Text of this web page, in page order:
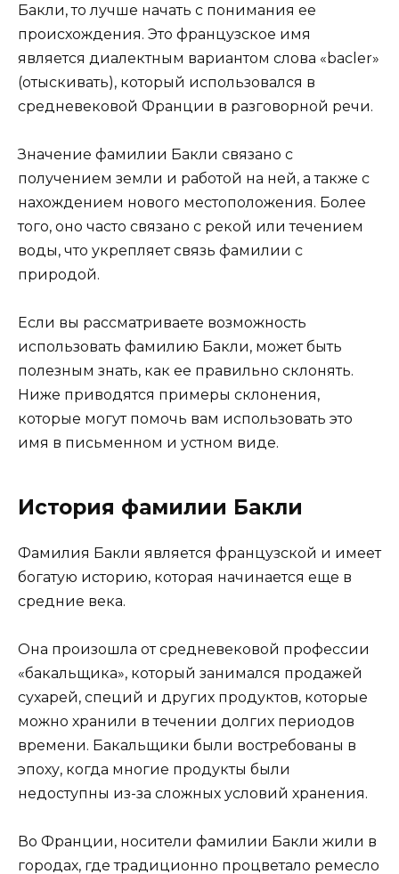
Бакли, то лучше начать с понимания ее
происхождения. Это французское имя
является диалектным вариантом слова «bacler»
(отыскивать), который использовался в
средневековой Франции в разговорной речи.
Значение фамилии Бакли связано с
получением земли и работой на ней, а также с
нахождением нового местоположения. Более
того, оно часто связано с рекой или течением
воды, что укрепляет связь фамилии с
природой.
Если вы рассматриваете возможность
использовать фамилию Бакли, может быть
полезным знать, как ее правильно склонять.
Ниже приводятся примеры склонения,
которые могут помочь вам использовать это
имя в письменном и устном виде.
История фамилии Бакли
Фамилия Бакли является французской и имеет
богатую историю, которая начинается еще в
средние века.
Она произошла от средневековой профессии
«бакальщика», который занимался продажей
сухарей, специй и других продуктов, которые
можно хранили в течении долгих периодов
времени. Бакальщики были востребованы в
эпоху, когда многие продукты были
недоступны из-за сложных условий хранения.
Во Франции, носители фамилии Бакли жили в
городах, где традиционно процветало ремесло